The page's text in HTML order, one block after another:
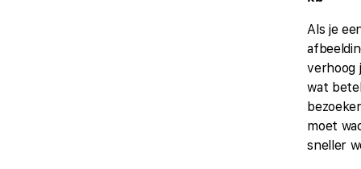
Als je
verhoog
wat
moet
sneller